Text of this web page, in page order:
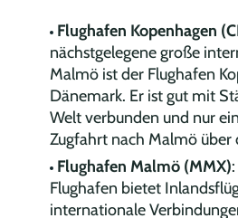
Flughafen Kopenhagen
nächstgelegene große
Malmö ist der Flughafen
Dänemark. Er ist gut mit
Welt verbunden und nur
Zugfahrt nach Malmö
Flughafen Malmö (MMX)
Flughafen bietet
internationale